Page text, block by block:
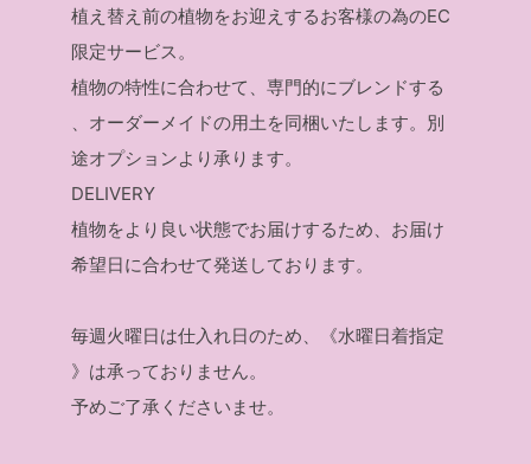
植え替え前の植物をお迎えするお客様の為のEC
限定サービス。
植物の特性に合わせて、専門的にブレンドする
、オーダーメイドの用土を同梱いたします。別
途オプションより承ります。
DELIVERY
植物をより良い状態でお届けするため、お届け
希望日に合わせて発送しております。
毎週火曜日は仕入れ日のため、《水曜日着指定
》は承っておりません。
予めご了承くださいませ。